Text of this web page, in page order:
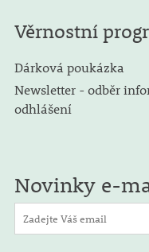
Věrnostní
Dárková poukázka
Newsletter - odběr
odhlášení
Novinky e-